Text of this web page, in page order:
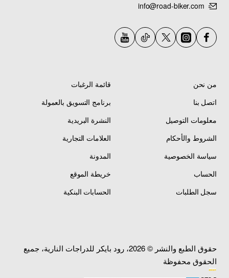
info@road-biker.com
من نحن
اتصل بنا
معلومات التوصيل
الشروط والأحكام
سياسة الخصوصية
الحساب
سجل الطلبات
قائمة الرغبات
برنامج التسويق بالعمولة
النشرة البريدية
العلامات التجارية
المدونة
خريطة الموقع
الحسابات البنكية
حقوق الطبع والنشر © 2026، رود بايكر للدراجات النارية، جميع
الحقوق محفوظة